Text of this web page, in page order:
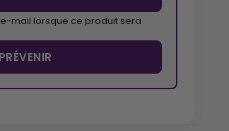
mail lorsque ce produit sera